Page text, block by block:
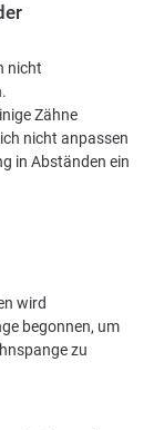
nicht
Zähne
nicht anpassen
in Abständen ein
wird
begonnen, um
zu